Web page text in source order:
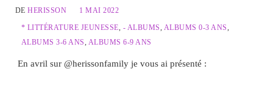
DEHERISSON
1 MAI 2022
* LITTÉRATURE JEUNESSE, - ALBUMS, ALBUMS 0-3 ANS,
ALBUMS 3-6 ANS, ALBUMS 6-9 ANS
En avril sur @herissonfamily je vous ai présenté :